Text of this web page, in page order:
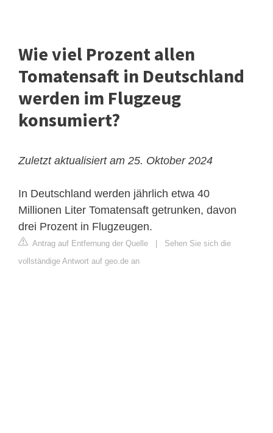
Wie viel Prozent allen
Tomatensaft in Deutschland
werden im Flugzeug
konsumiert?
Zuletzt aktualisiert am 25. Oktober 2024
In Deutschland werden jährlich etwa 40
Millionen Liter Tomatensaft getrunken, davon
drei Prozent in Flugzeugen.
Antrag auf Entfernung der Quelle
Sehen Sie sich die
vollständige Antwort auf geo.de an